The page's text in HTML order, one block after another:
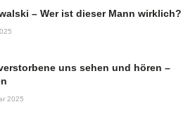
– Wer ist dieser Mann wirklich?
uns sehen und hören –
2025